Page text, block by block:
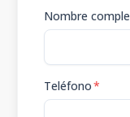
Nombre
Teléfono*